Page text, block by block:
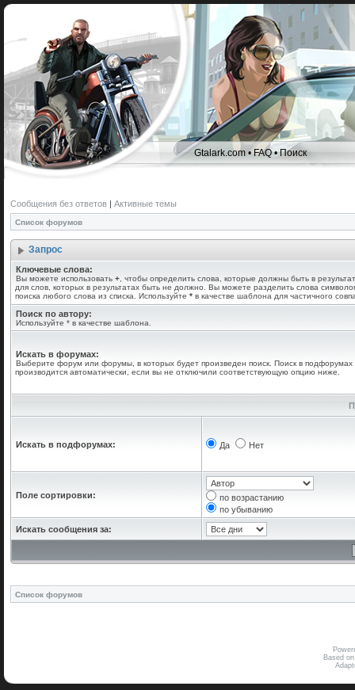
Gtalark.com •FAQ•Поиск
Сообщения без ответов | Активные темы
Список форумов
Запрос
Ключевые слова:
Вы можете использовать + , чтобы определить слова, которые должны быть в
для слов, которых в результатах быть не должно. Вы можете разделить слова
поиска любого слова из списка. Используйте * в качестве шаблона для частичного
Поиск по автору:
Используйте * в качестве шаблона.
Искать в форумах:
Выберите форум или форумы, в которых будет произведен поиск. Поиск в подфорумах
производится автоматически, если вы не отключили соответствующую опцию ниже.
Искать в подфорумах: Да Нет
Поле сортировки:
по возрастанию
по убыванию
Искать сообщения за:
Список форумов
Based